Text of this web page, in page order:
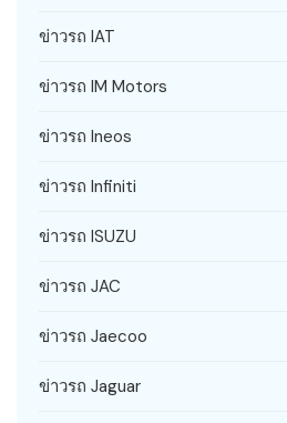
ข่าวรถ IAT
ข่าวรถ IM Motors
ข่าวรถ Ineos
ข่าวรถ Infiniti
ข่าวรถ ISUZU
ข่าวรถ JAC
ข่าวรถ Jaecoo
ข่าวรถ Jaguar